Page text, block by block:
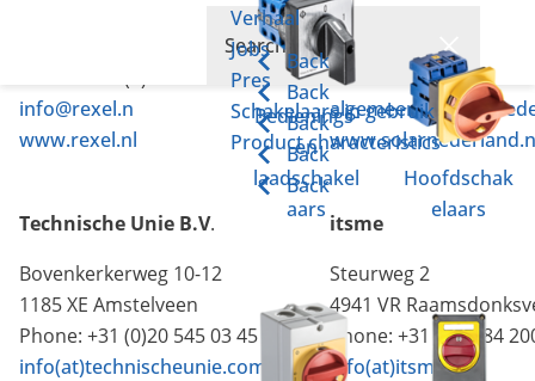
Bedienings-
en
laadschakel
aars
Hoofdschak
elaars
Verhaal
Back
Jobs
Back
Pres
Back
Schakelaars in gebruik
Back
Product characteristics
Back
Phone: +31 (0)182 57 57 57
info@rexel.n
www.rexel.nl
Effect 5
6921 RG Duiven
Phone: +31 (0)26 365
Technische Unie B.V.
Bovenkerkerweg 10-12
1185 XE Amstelveen
Phone: +31 (0)20 545 03 45
info(at)technischeunie.com
itsme
Steurweg 2
4941 VR
Phone: +31 162 484
info(at)itsme.eu